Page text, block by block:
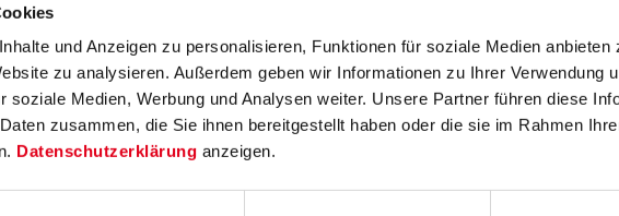
und Anzeigen zu personalisieren, Funktionen für soziale Medien anbieten
zu analysieren. Außerdem geben wir Informationen zu Ihrer Verwendung
soziale Medien, Werbung und Analysen weiter. Unsere Partner führen diese
zusammen, die Sie ihnen bereitgestellt haben oder die sie im Rahmen
Datenschutzerklärung anzeigen.